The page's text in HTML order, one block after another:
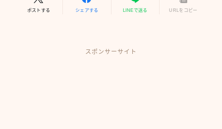
ポストする シェアする LINEで送る URLをコピー
スポンサーサイト